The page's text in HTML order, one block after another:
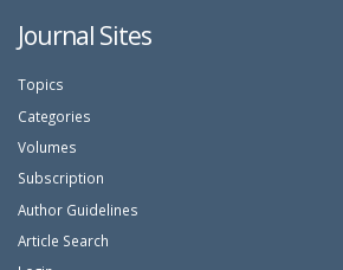
Journal Sites
Topics
Categories
Volumes
Subscription
Author Guidelines
Article Search